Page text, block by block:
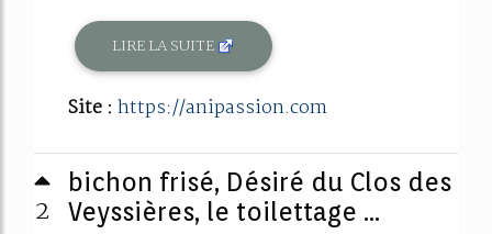
LIRE LA SUITE
Site : https://anipassion.com
2
bichon frisé, Désiré du Clos des
Veyssières, le toilettage ...